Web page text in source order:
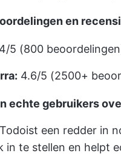
en
5 (800
4.6/5 (2500+
echte gebruikers
een redder in
in te stellen en helpt